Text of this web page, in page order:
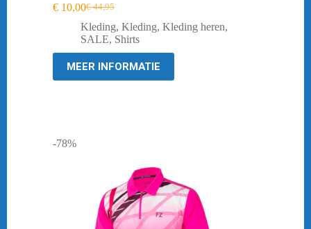
€44,95
Oorspronkelijke
prijs
was:
€ 10,00Huidige
prijs
is:
Kleding, Kleding, Kleding heren,
SALE, Shirts
MEER INFORMATIE
-78%